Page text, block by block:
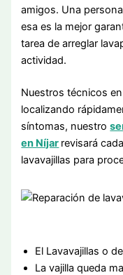
amigos. Una
esa es la mejor
tarea de arreglar
actividad.
Nuestros técnicos
localizando
síntomas, nuestro
en Níjar revisará
lavavajillas para
El Lavavajillas o
La vajilla queda